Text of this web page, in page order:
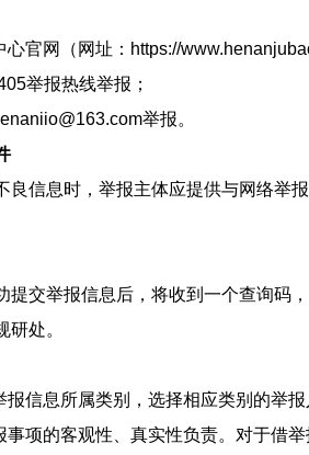
心官网（网址：https://
举报热线举报；
举报。
良信息时，举报主体应提供与网络举
提交举报信息后，将收到一个查询码
研处。
报信息所属类别，选择相应类别的举
事项的客观性、真实性负责。对于借